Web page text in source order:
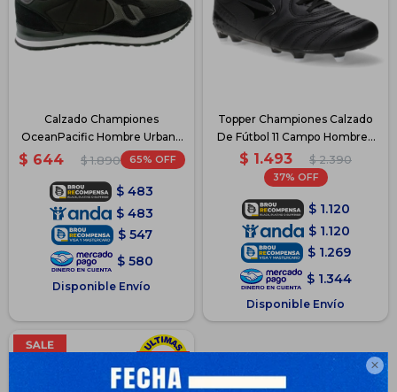

Calzado Championes
OceanPacific Hombre Urbano
Casual - Negro
$ 644 $ 1.890 65
$ 483
$ 483
$ 547
$ 580
Disponible Envío
Topper Championes Calzado
De Fútbol 11 Campo Hombre -
Negro
$ 1.493 $ 2.390
37
$ 1.120
$ 1.120
$ 1.269
$ 1.344
Disponible Envío